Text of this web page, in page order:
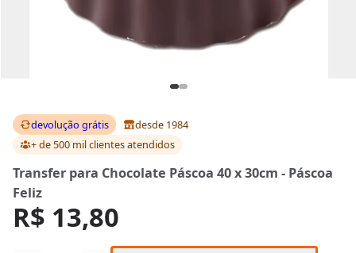
devolução grátis
desde 1984
+ de 500 mil clientesatendidos
Transfer para Chocolate Páscoa 40 x 30cm - Páscoa
Feliz
R$ 13,80